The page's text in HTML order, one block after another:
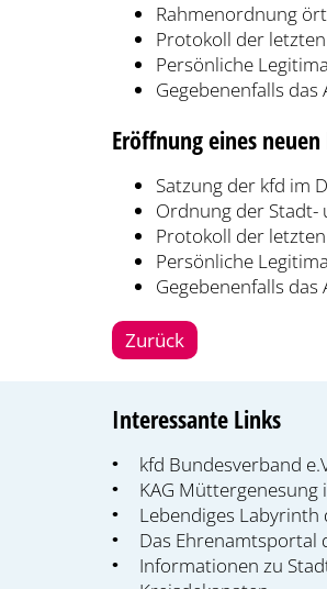
Rahmenordnung
Protokoll der
Persönliche
Gegebenenfalls
Eröffnung eines
Satzung der kfd im
Ordnung der Stadt-
Protokoll der
Persönliche
Gegebenenfalls
Zurück
Interessante Links
kfd Bundesverband
KAG Müttergenesung
Lebendiges Labyrinth
Das Ehrenamtsportal
Informationen zu